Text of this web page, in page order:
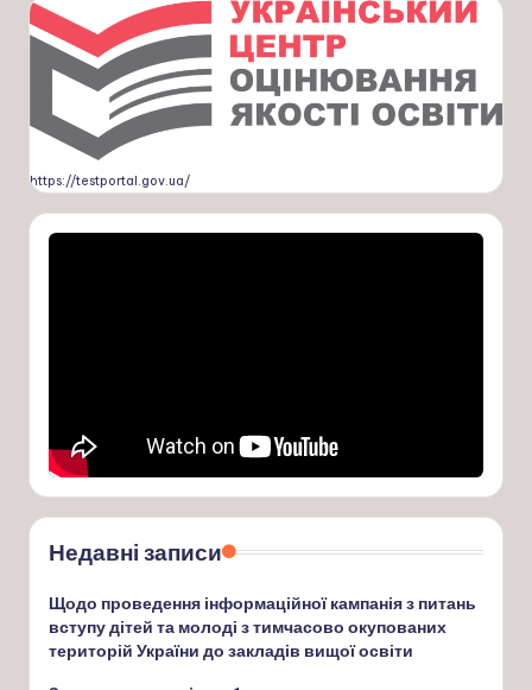
https://testportal.gov.ua/
Недавні записи
Щодо проведення інформаційної кампанія з питань
вступу дітей та молоді з тимчасово окупованих
територій України до закладів вищої освіти